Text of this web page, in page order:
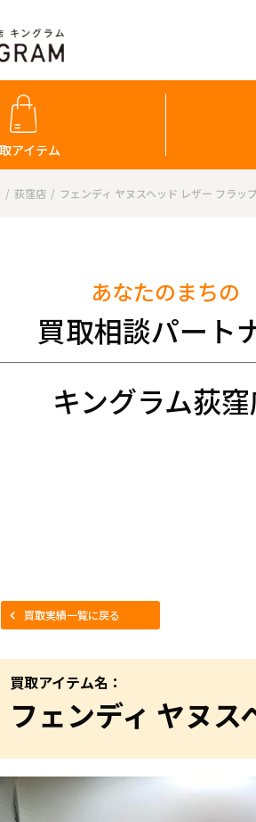
アイテム
荻窪店 フェンディ ヤヌスヘッド レザー フラッ
キングラム荻
あなたのまちの
買取相談パート
買取実績一覧に戻る
買取アイテム名：
フェンディ ヤヌ